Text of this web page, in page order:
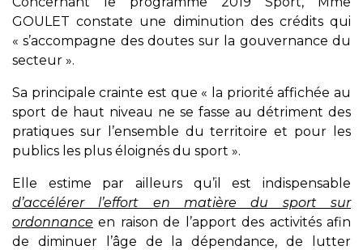
GOULET constate une diminution des crédits qui
« s’accompagne des doutes sur la gouvernance du
secteur ».
Sa principale crainte est que « la priorité affichée au
sport de haut niveau ne se fasse au détriment des
pratiques sur l’ensemble du territoire et pour les
publics les plus éloignés du sport ».
Elle estime par ailleurs qu’il est indispensable
d’accélérer l’effort en matière du sport sur
ordonnance en raison de l’apport des activités afin
de diminuer l’âge de la dépendance, de lutter